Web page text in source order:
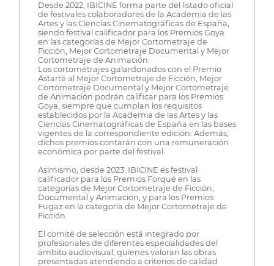
Desde 2022, IBICINE forma parte del listado oficial
de festivales colaboradores de la Academia de las
Artes y las Ciencias Cinematográficas de España,
siendo festival calificador para los Premios Goya
en las categorías de Mejor Cortometraje de
Ficción, Mejor Cortometraje Documental y Mejor
Cortometraje de Animación.
Los cortometrajes galardonados con el Premio
Astarté al Mejor Cortometraje de Ficción, Mejor
Cortometraje Documental y Mejor Cortometraje
de Animación podrán calificar para los Premios
Goya, siempre que cumplan los requisitos
establecidos por la Academia de las Artes y las
Ciencias Cinematográficas de España en las bases
vigentes de la correspondiente edición. Además,
dichos premios contarán con una remuneración
económica por parte del festival.
Asimismo, desde 2023, IBICINE es festival
calificador para los Premios Forqué en las
categorías de Mejor Cortometraje de Ficción,
Documental y Animación, y para los Premios
Fugaz en la categoría de Mejor Cortometraje de
Ficción.
El comité de selección está integrado por
profesionales de diferentes especialidades del
ámbito audiovisual, quienes valoran las obras
presentadas atendiendo a criterios de calidad